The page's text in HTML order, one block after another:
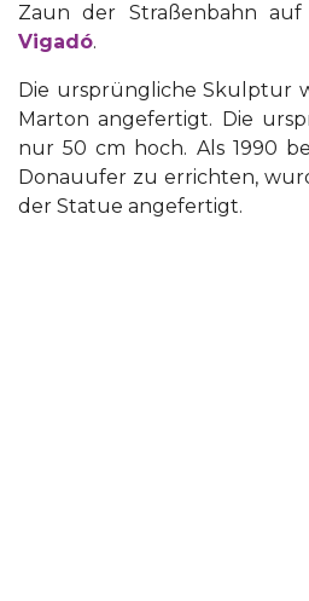
Zaun der Straßenbahn
Vigadó.
Die ursprüngliche Skulptur
Marton angefertigt. Die
nur 50 cm hoch. Als 1990
Donauufer zu errichten,
der Statue angefertigt.